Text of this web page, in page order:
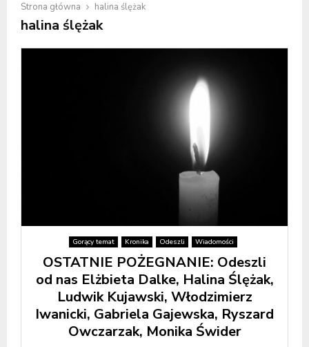
Strona główna halina ślężak
halina ślężak
Gorący temat Kronika Odeszli Wiadomości
OSTATNIE POŻEGNANIE: Odeszli
od nas Elżbieta Dalke, Halina Ślężak,
Ludwik Kujawski, Włodzimierz
Iwanicki, Gabriela Gajewska, Ryszard
Owczarzak, Monika Świder